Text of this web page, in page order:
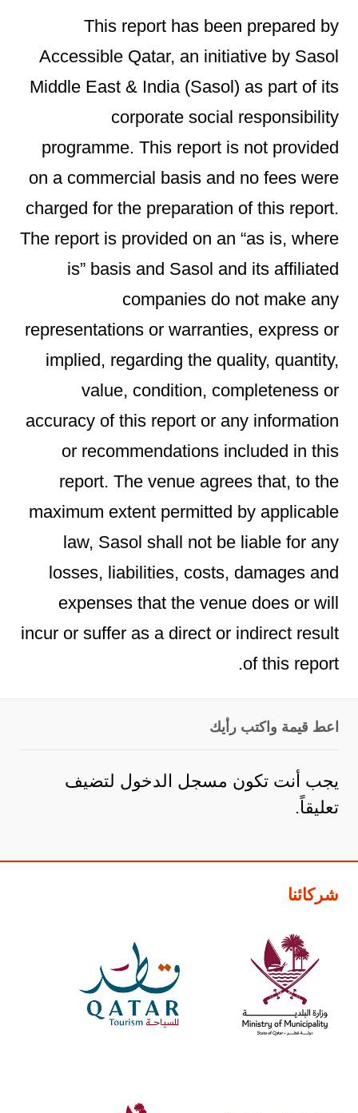
This report has been prepared by
Accessible Qatar, an initiative by Sasol
Middle East & India (Sasol) as part of its
corporate social responsibility
programme. This report is not provided
on a commercial basis and no fees were
charged for the preparation of this report.
The report is provided on an “as is, where
is” basis and Sasol and its affiliated
companies do not make any
representations or warranties, express or
implied, regarding the quality, quantity,
value, condition, completeness or
accuracy of this report or any information
or recommendations included in this
report. The venue agrees that, to the
maximum extent permitted by applicable
law, Sasol shall not be liable for any
losses, liabilities, costs, damages and
expenses that the venue does or will
incur or suffer as a direct or indirect result
of this report.
اعط قيمة واكتب رأيك
يجب أنت تكون مسجل الدخول لتضيف
تعليقاً.
شركائنا